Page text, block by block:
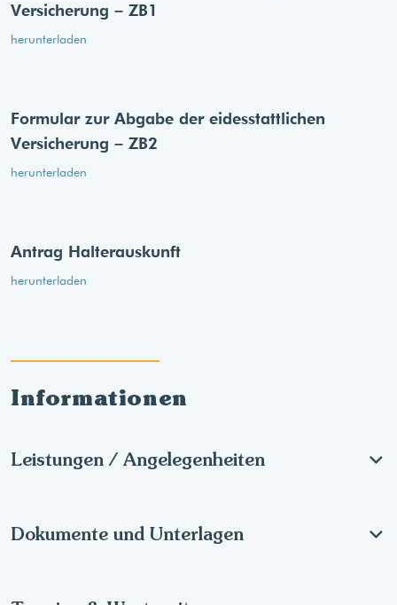
Informationen
Leistungen / Angelegenheiten
Dokumente und Unterlagen
Versicherung – ZB1
herunterladen
Formular zur Abgabe der eides­stattlichen
Versicherung – ZB2
herunterladen
Antrag Halterauskunft
herunterladen